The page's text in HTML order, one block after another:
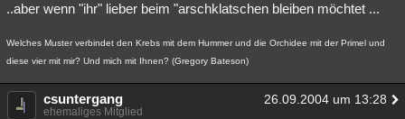
..aber wenn "ihr" lieber beim "arschklatschen bleiben möchtet ...
Welches Muster verbindet den Krebs mit dem Hummer und die Orchidee mit der Primel und
diese vier mit mir? Und mich mit Ihnen? (Gregory Bateson)
csuntergang 26.09.2004 um 13:28
ehemaliges Mitglied